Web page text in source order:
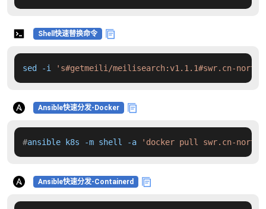
Shell快速替换命令
sed -i 's#getmeili/meilisearch:v1.1.1#swr.cn-
Ansible快速分发-Docker
#ansible k8s -m shell -a 'docker pull swr.cn-north-
Ansible快速分发-Containerd